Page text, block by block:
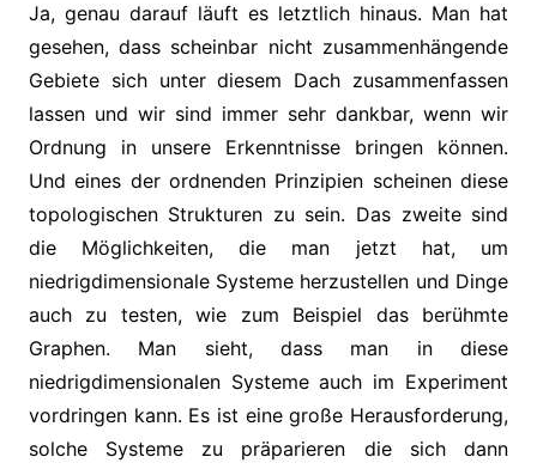
Ja, genau darauf läuft es letztlich hinaus. Man hat
gesehen, dass scheinbar nicht zusammenhängende
Gebiete sich unter diesem Dach zusammenfassen
lassen und wir sind immer sehr dankbar, wenn wir
Ordnung in unsere Erkenntnisse bringen können.
Und eines der ordnenden Prinzipien scheinen diese
topologischen Strukturen zu sein. Das zweite sind
die Möglichkeiten, die man jetzt hat, um
niedrigdimensionale Systeme herzustellen und Dinge
auch zu testen, wie zum Beispiel das berühmte
Graphen. Man sieht, dass man in diese
niedrigdimensionalen Systeme auch im Experiment
vordringen kann. Es ist eine große Herausforderung,
solche Systeme zu präparieren die sich dann